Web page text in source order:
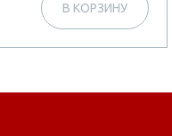
В КОРЗИНУ